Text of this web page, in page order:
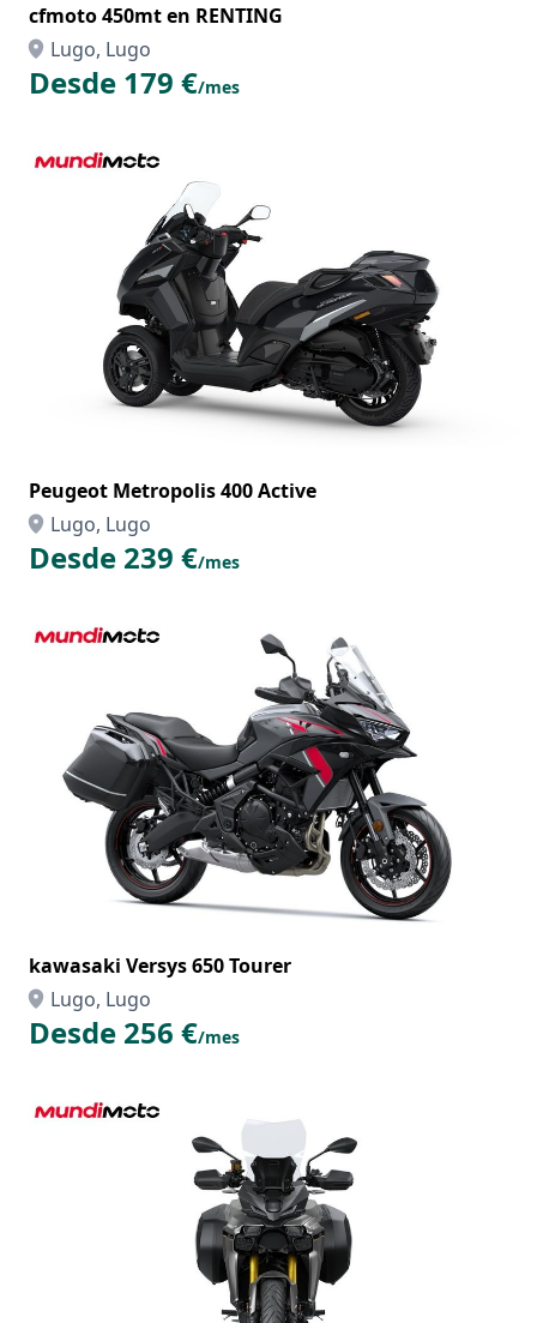
cfmoto 450mt en RENTING
Lugo, Lugo
Desde 179 €/mes
Peugeot Metropolis 400 Active
Lugo, Lugo
Desde 239 €/mes
kawasaki Versys 650 Tourer
Lugo, Lugo
Desde 256 €/mes